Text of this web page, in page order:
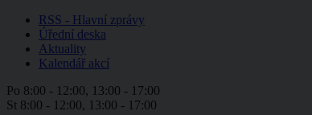
RSS - Hlavní zprávy
Úřední deska
Aktuality
Kalendář akcí
Po 8:00 - 12:00, 13:00 - 17:00
St 8:00 - 12:00, 13:00 - 17:00